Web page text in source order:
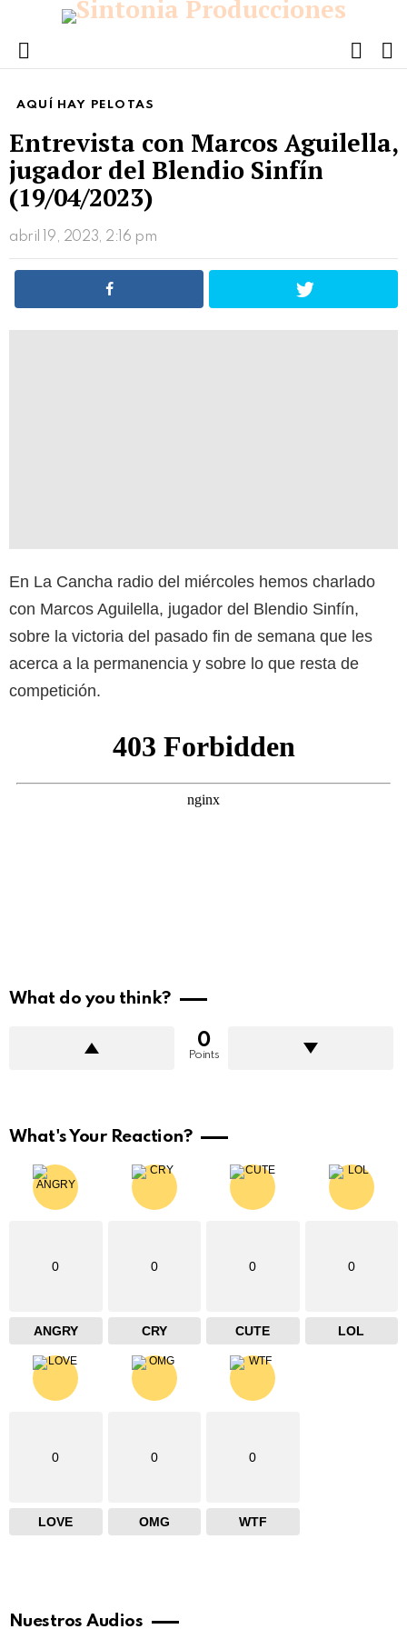
Menu
AQUÍ HAY PELOTAS
Entrevista con Marcos Aguilella,
jugador del Blendio Sinfín
(19/04/2023)
abril 19, 2023, 2:16 pm
En La Cancha radio del miércoles hemos charlado
con Marcos Aguilella, jugador del Blendio Sinfín,
sobre la victoria del pasado fin de semana que les
acerca a la permanencia y sobre lo que resta de
competición.
What do you think?
0
Points
What's Your Reaction?
0
ANGRY
0
CRY
0
CUTE
0
LOL
0
LOVE
0
OMG
0
WTF
Nuestros Audios